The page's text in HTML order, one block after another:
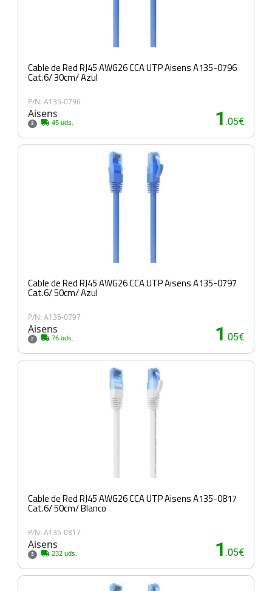
Cable de Red RJ45 AWG26 CCA UTP Aisens A135-0796
Cat.6/ 30cm/ Azul
P/N: A135-0796
Aisens
2 45 uds. 1 .05€
Cable de Red RJ45 AWG26 CCA UTP Aisens A135-0797
Cat.6/ 50cm/ Azul
P/N: A135-0797
Aisens
2 76 uds. 1 .05€
Cable de Red RJ45 AWG26 CCA UTP Aisens A135-0817
Cat.6/ 50cm/ Blanco
P/N: A135-0817
Aisens
3 232 uds. 1 .05€